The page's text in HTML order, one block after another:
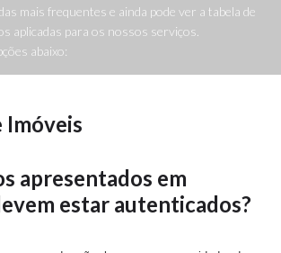
mais frequentes e ainda pode ver a tabela de
aplicadas para os nossos serviços.
abaixo:
Imóveis
apresentados em
estar autenticados?